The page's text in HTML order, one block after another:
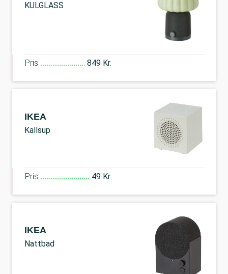
KULGLASS
Pris 849 Kr.
IKEA
Kallsup
Pris 49 Kr.
IKEA
Nattbad